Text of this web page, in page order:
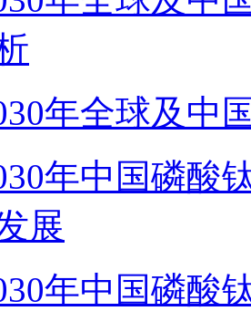
年全球及中
年中国磷酸
展
年中国磷酸